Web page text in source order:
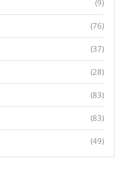
(9)
(76)
(37)
(28)
(83)
(83)
(49)